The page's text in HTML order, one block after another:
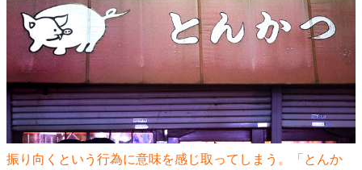
振り向くという行為に意味を感じ取ってしまう。「とんか